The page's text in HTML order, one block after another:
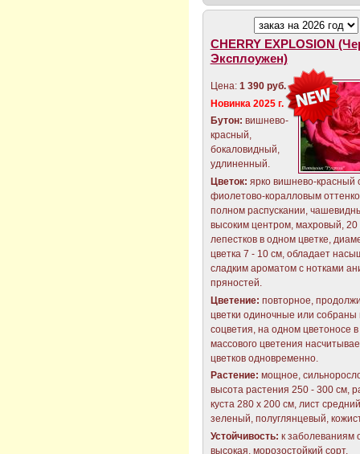
CHERRY EXPLOSION
Эксплоужен)
Цена: 1 390 руб.
Новинка 2025 г.
Бутон: вишнево-
красный,
бокаловидный,
удлиненный.
Цветок: ярко вишнево-красный
фиолетово-коралловым
полном распускании,
высоким центром, махровый, 20
лепестков в одном цветке,
цветка 7 - 10 см, обладает
сладким ароматом с нотками
пряностей.
Цветение: повторное,
цветки одиночные или собраны
соцветия, на одном цветоносе
массового цветения
цветков одновременно.
Растение: мощное,
высота растения 250 - 300 см,
куста 280 х 200 см, лист
зеленый, полуглянцевый,
Устойчивость: к заболеваниям
высокая, морозостойкий сорт.